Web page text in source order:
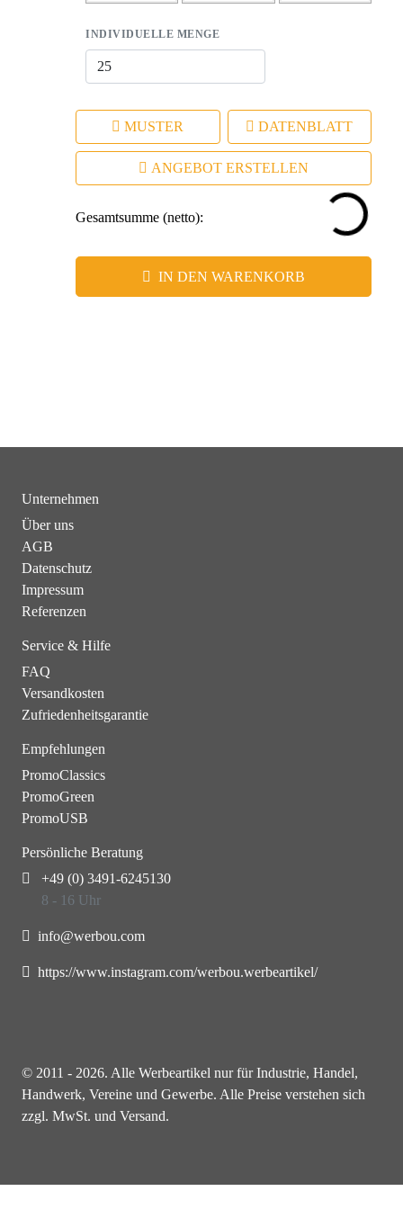
die Kundenbeziehung.
INDIVIDUELLE MENGE
MUSTER DATENBLATT
ANGEBOT ERSTELLEN
Gesamtsumme (netto):
IN DEN WARENKORB
Unternehmen
Über uns
AGB
Datenschutz
Impressum
Referenzen
Service & Hilfe
FAQ
Versandkosten
Zufriedenheitsgarantie
Empfehlungen
PromoClassics
PromoGreen
PromoUSB
Persönliche Beratung
+49 (0) 3491-6245130
8 - 16 Uhr
info@werbou.com
https://www.instagram.com/werbou.werbeartikel/
© 2011 - 2026. Alle Werbeartikel nur für Industrie, Handel,
Handwerk, Vereine und Gewerbe. Alle Preise verstehen sich
zzgl. MwSt. und Versand.